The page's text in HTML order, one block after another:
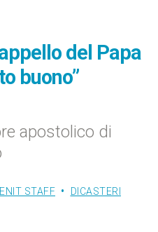
del Papa
buono”
apostolico di
STAFF DICASTERI